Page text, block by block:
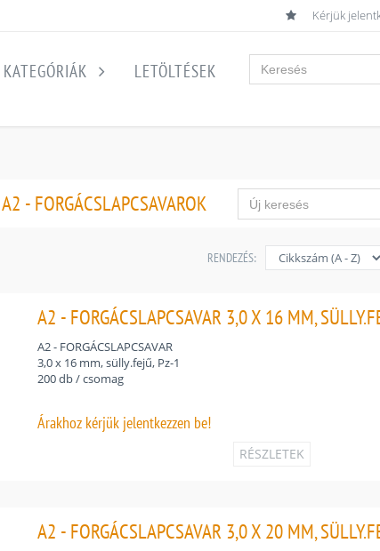
Kérjük
KATEGÓRIÁK LETÖLTÉSEK
A2 - FORGÁCSLAPCSAVAROK
RENDEZÉS:
A2 - FORGÁCSLAPCSAVAR 3,0 X 16 MM,
A2 - FORGÁCSLAPCSAVAR
3,0 x 16 mm, sülly.fejű, Pz-1
200 db / csomag
Árakhoz kérjük jelentkezzen be!
RÉSZLETEK
A2 - FORGÁCSLAPCSAVAR 3,0 X 20 MM,